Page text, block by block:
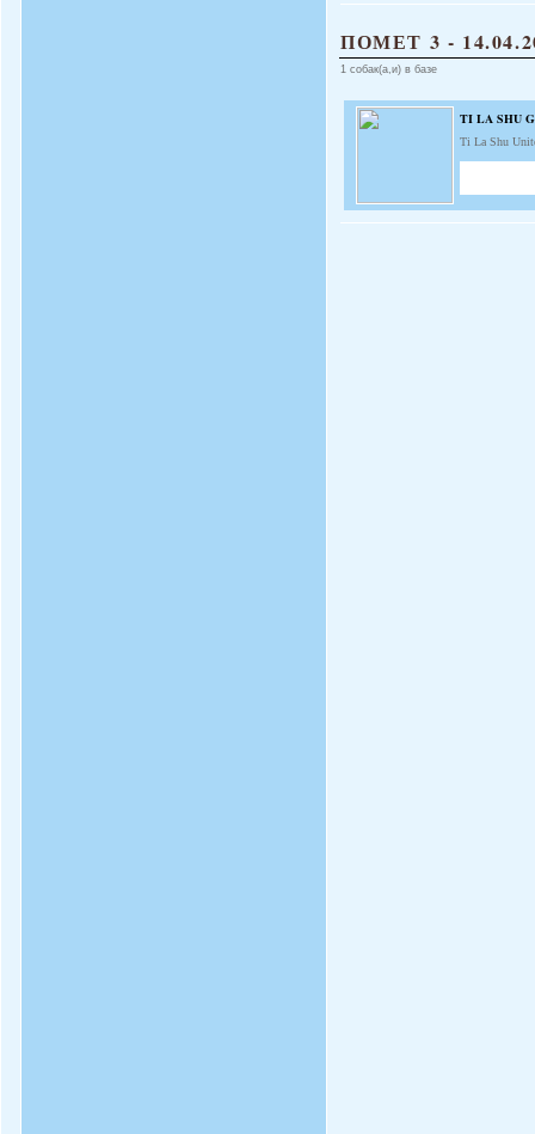
ПОМЕТ 3 -
1 собак(а,и) в базе
TI LA SHU
Ti La Shu